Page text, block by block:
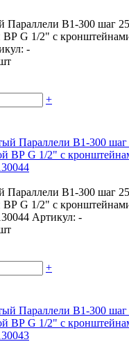
Параллели В1-300 шаг
ВР G 1/2" с
-
+
Параллели В1-300 шаг
ВР G 1/2" с
Артикул: -
+